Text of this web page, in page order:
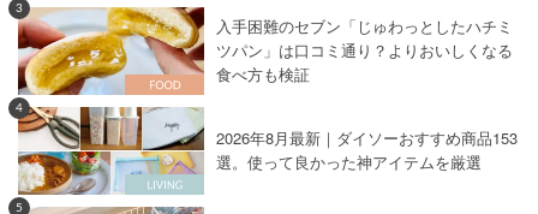
3
入手困難のセブン「じゅわっとしたハチミ
ツパン」は口コミ通り？よりおいしくなる
食べ方も検証
4
2026年8月最新｜ダイソーおすすめ商品153
選。使って良かった神アイテムを厳選
5